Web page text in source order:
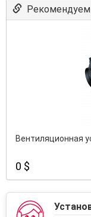
Вентиляционная
0 $